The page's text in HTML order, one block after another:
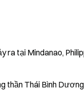
ra tại Mindanao,
thần Thái Bình